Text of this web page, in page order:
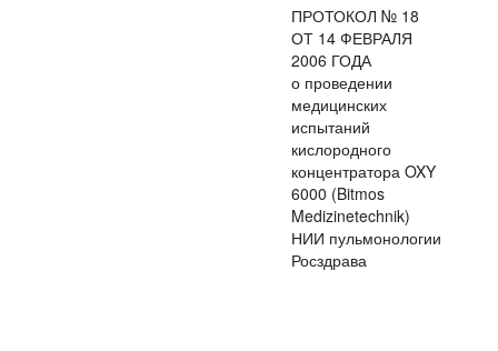
ПРОТОКОЛ № 18
ОТ 14 ФЕВРАЛЯ
2006 ГОДА
о проведении
медицинских
испытаний
кислородного
концентратора OXY
6000 (Bitmos
Medizinetechnik)
НИИ пульмонологии
Росздрава